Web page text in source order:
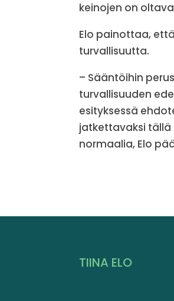
keinojen on
Elo painottaa,
turvallisuutta.
– Sääntöihin
turvallisuuden
esityksessä
jatkettavaksi tällä
normaalia, Elo
TIINA ELO